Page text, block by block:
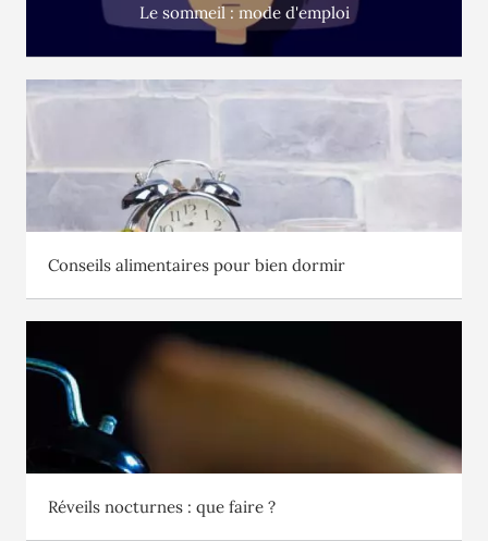
Le sommeil : mode d'emploi
Conseils alimentaires pour bien dormir
Réveils nocturnes : que faire ?